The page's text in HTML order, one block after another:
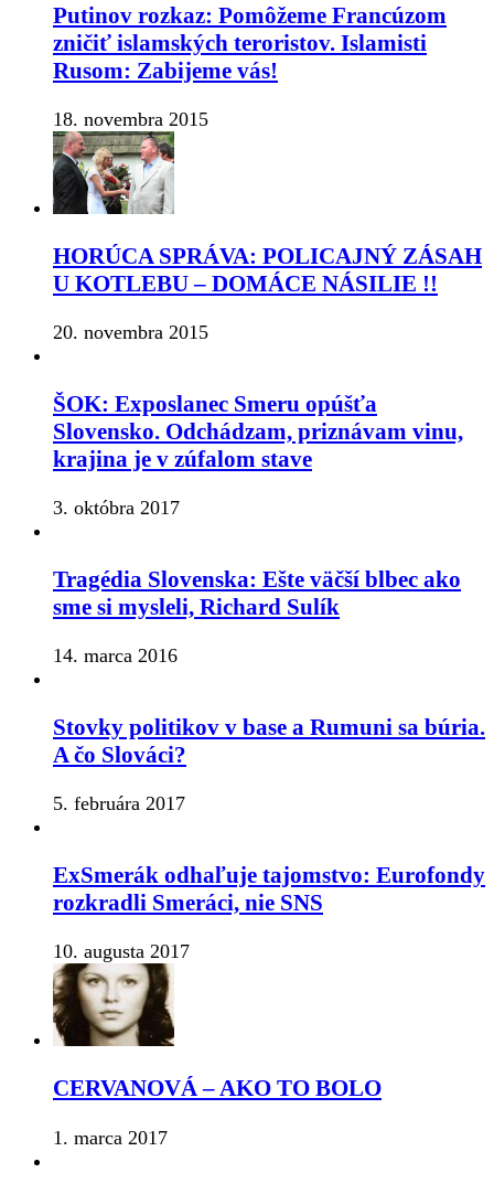
Putinov rozkaz: Pomôžeme Francúzom
zničiť islamských teroristov. Islamisti
Rusom: Zabijeme vás!
18. novembra 2015
HORÚCA SPRÁVA: POLICAJNÝ ZÁSAH
U KOTLEBU – DOMÁCE NÁSILIE !!
20. novembra 2015
ŠOK: Exposlanec Smeru opúšťa
Slovensko. Odchádzam, priznávam vinu,
krajina je v zúfalom stave
3. októbra 2017
Tragédia Slovenska: Ešte väčší blbec ako
sme si mysleli, Richard Sulík
14. marca 2016
Stovky politikov v base a Rumuni sa búria.
A čo Slováci?
5. februára 2017
ExSmerák odhaľuje tajomstvo: Eurofondy
rozkradli Smeráci, nie SNS
10. augusta 2017
CERVANOVÁ – AKO TO BOLO
1. marca 2017